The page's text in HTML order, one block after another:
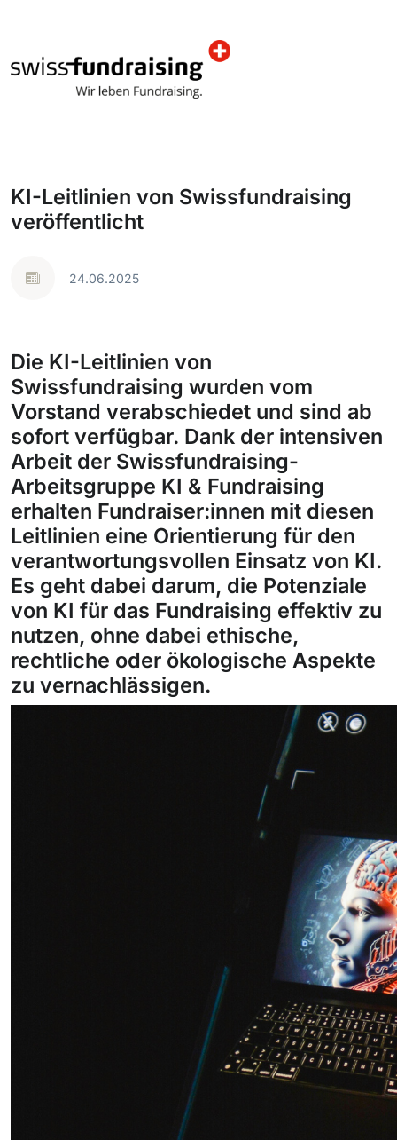
KI-Leitlinien von Swissfundraising
veröffentlicht
24.06.2025
Die KI-Leitlinien von
Swissfundraising wurden vom
Vorstand verabschiedet und sind ab
sofort verfügbar. Dank der intensiven
Arbeit der Swissfundraising-
Arbeitsgruppe KI & Fundraising
erhalten Fundraiser:innen mit diesen
Leitlinien eine Orientierung für den
verantwortungsvollen Einsatz von KI.
Es geht dabei darum, die Potenziale
von KI für das Fundraising effektiv zu
nutzen, ohne dabei ethische,
rechtliche oder ökologische Aspekte
zu vernachlässigen.